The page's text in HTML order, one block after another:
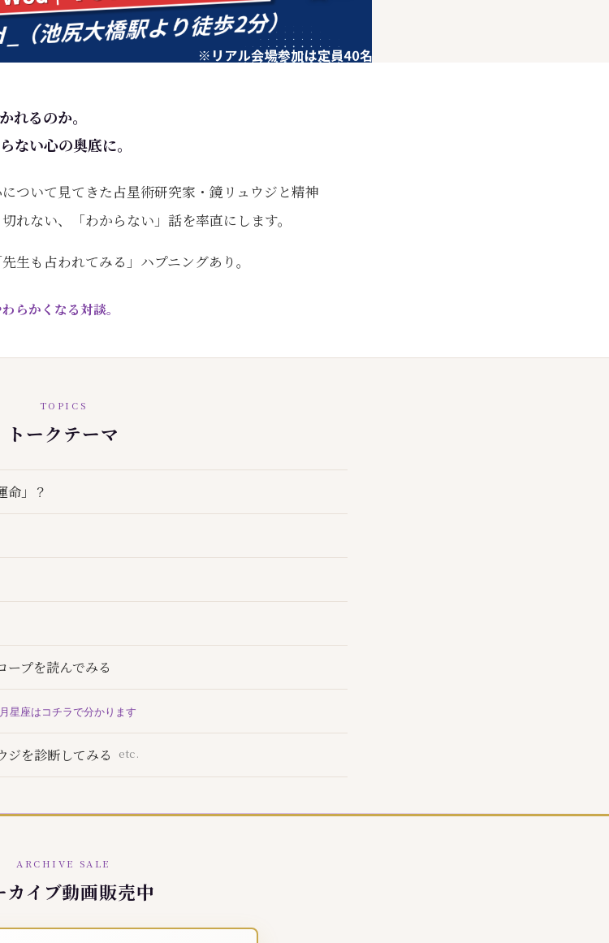
れるのか。
ない心の奥底に。
ついて見てきた占星術研究家・鏡リュウジと精神
れない、「わからない」話を率直にします。
生も占われてみる」ハプニングあり。
らかくなる対談。
TOPICS
トークテーマ
命」？
ープを読んでみる
星座はコチラで分かります
ジを診断してみる etc.
ARCHIVE SALE
カイブ動画販売中